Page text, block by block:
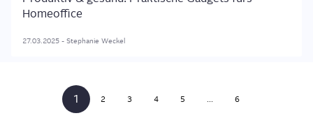
Homeoffice
27.03.2025 - Stephanie Weckel
1 2 3 4 5 6